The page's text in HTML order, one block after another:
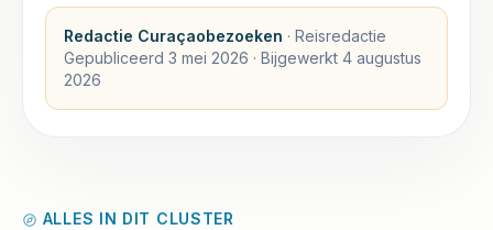
Redactie Curaçaobezoeken · Reisredactie
Gepubliceerd 3 mei 2026 · Bijgewerkt 4 augustus
2026
ALLES IN DIT CLUSTER